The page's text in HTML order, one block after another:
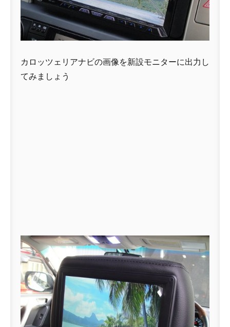
カロッツェリアナビの画像を新設モニターに出力し
てみましょう